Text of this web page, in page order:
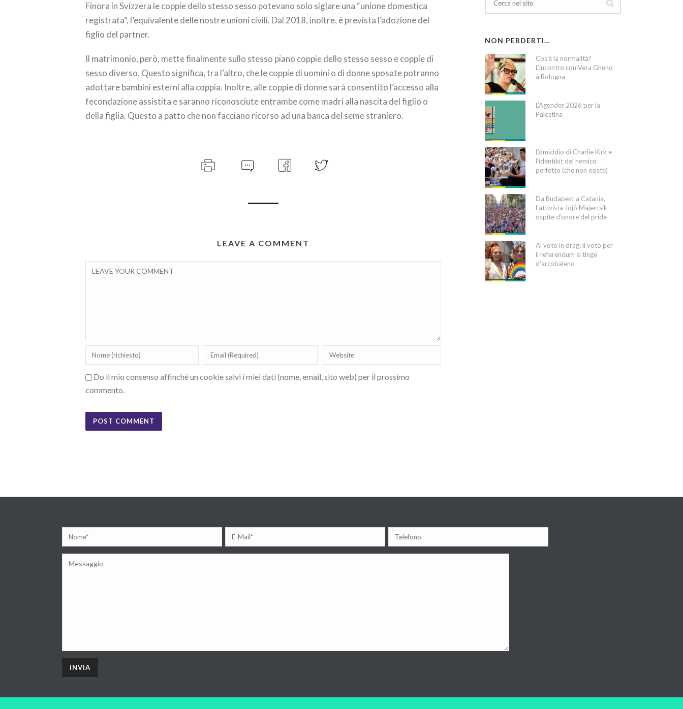
Finora in Svizzera le coppie dello stesso sesso potevano solo siglare una “unione domestica
registrata”, l’equivalente delle nostre unioni civili. Dal 2018, inoltre, è prevista l’adozione del
figlio del partner.
Il matrimonio, però, mette finalmente sullo stesso piano coppie dello stesso sesso e coppie di
sesso diverso. Questo significa, tra l’altro, che le coppie di uomini o di donne sposate potranno
adottare bambini esterni alla coppia. Inoltre, alle coppie di donne sarà consentito l’accesso alla
fecondazione assistita e saranno riconosciute entrambe come madri alla nascita del figlio o
della figlia. Questo a patto che non facciano ricorso ad una banca del seme straniero.
LEAVE A COMMENT
Do il mio consenso affinché un cookie salvi i miei dati (nome, email, sito web) per il prossimo
commento.
NON PERDERTI…
Cos’è la normalità?
L’incontro con Vera Gheno
a Bologna
L’Agender 2026 per la
Palestina
L’omicidio di Charlie Kirk e
l’identikit del nemico
perfetto (che non esiste)
Da Budapest a Catania,
l’attivista Jojó Majercsik
ospite d’onore del pride
Al voto in drag: il voto per
il referendum si tinge
d’arcobaleno